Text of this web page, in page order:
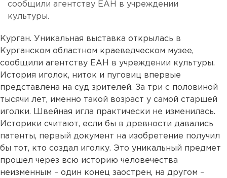
сообщили агентству ЕАН в учреждении
культуры.
Курган. Уникальная выставка открылась в
Курганском областном краеведческом музее,
сообщили агентству ЕАН в учреждении культуры.
История иголок, ниток и пуговиц впервые
представлена на суд зрителей. За три с половиной
тысячи лет, именно такой возраст у самой старшей
иголки. Швейная игла практически не изменилась.
Историки считают, если бы в древности давались
патенты, первый документ на изобретение получил
бы тот, кто создал иголку. Это уникальный предмет
прошел через всю историю человечества
неизменным – один конец заострен, на другом –